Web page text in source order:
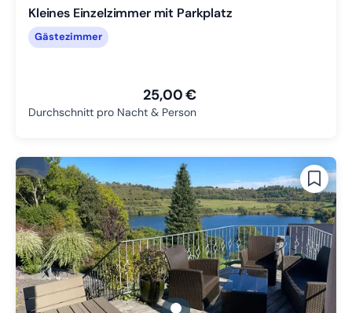
Kleines Einzelzimmer mit Parkplatz
Gästezimmer
25,00 €
Durchschnitt pro Nacht & Person